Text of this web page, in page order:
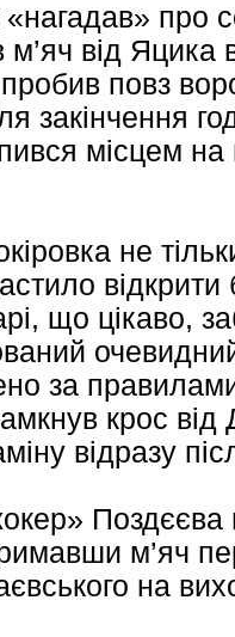
про
м’яч від
повз
закінчення
місцем
не
відкрити
що цікаво,
за
крос
відразу
Поздєєва
м’яч
на